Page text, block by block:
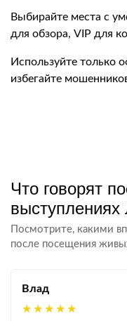
Выбирайте места с
для обзора, VIP для
Используйте только
избегайте
Что говорят
Посмотрите, какими
после посещения
Влад
★★★★★